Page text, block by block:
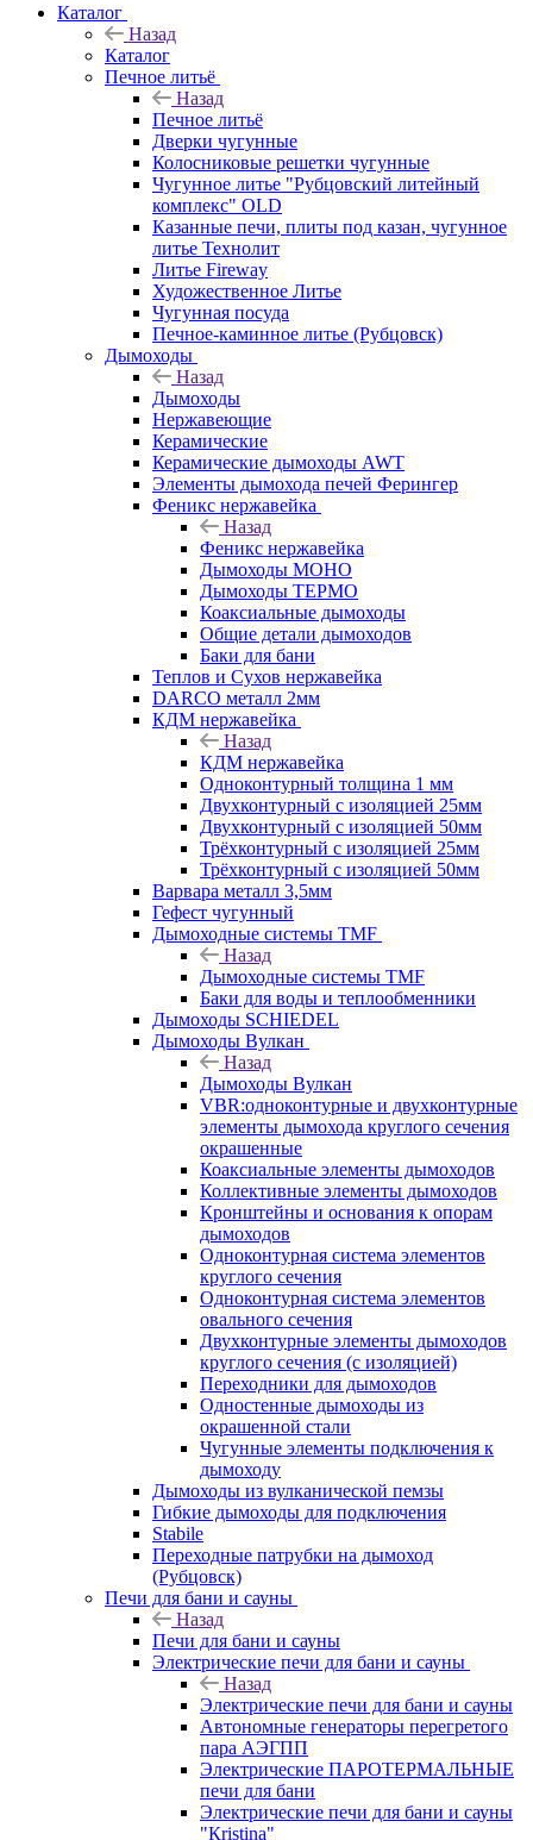
Каталог
Назад
Каталог
Печное литьё
Назад
Печное литьё
Дверки чугунные
Колосниковые решетки чугунные
Чугунное литье "Рубцовский литейный
комплекс" OLD
Казанные печи, плиты под казан, чугунное
литье Технолит
Литье Fireway
Художественное Литье
Чугунная посуда
Печное-каминное литье (Рубцовск)
Дымоходы
Назад
Дымоходы
Нержавеющие
Керамические
Керамические дымоходы AWT
Элементы дымохода печей Ферингер
Феникс нержавейка
Назад
Феникс нержавейка
Дымоходы МОНО
Дымоходы ТЕРМО
Коаксиальные дымоходы
Общие детали дымоходов
Баки для бани
Теплов и Сухов нержавейка
DARCO металл 2мм
КДМ нержавейка
Назад
КДМ нержавейка
Одноконтурный толщина 1 мм
Двухконтурный с изоляцией 25мм
Двухконтурный с изоляцией 50мм
Трёхконтурный с изоляцией 25мм
Трёхконтурный с изоляцией 50мм
Варвара металл 3,5мм
Гефест чугунный
Дымоходные системы TMF
Назад
Дымоходные системы TMF
Баки для воды и теплообменники
Дымоходы SCHIEDEL
Дымоходы Вулкан
Назад
Дымоходы Вулкан
VBR:одноконтурные и двухконтурные
элементы дымохода круглого сечения
окрашенные
Коаксиальные элементы дымоходов
Коллективные элементы дымоходов
Кронштейны и основания к опорам
дымоходов
Одноконтурная система элементов
круглого сечения
Одноконтурная система элементов
овального сечения
Двухконтурные элементы дымоходов
круглого сечения (с изоляцией)
Переходники для дымоходов
Одностенные дымоходы из
окрашенной стали
Чугунные элементы подключения к
дымоходу
Дымоходы из вулканической пемзы
Гибкие дымоходы для подключения
Stabile
Переходные патрубки на дымоход
(Рубцовск)
Печи для бани и сауны
Назад
Печи для бани и сауны
Электрические печи для бани и сауны
Назад
Электрические печи для бани и сауны
Автономные генераторы перегретого
пара АЭГПП
Электрические ПАРОТЕРМАЛЬНЫЕ
печи для бани
Электрические печи для бани и сауны
"Кristina"